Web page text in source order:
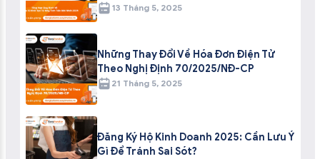
13 Tháng 5, 2025
Những Thay Đổi Về Hóa Đơn Điện Tử
Theo Nghị Định 70/2025/NĐ-CP
21 Tháng 5, 2025
Đăng Ký Hộ Kinh Doanh 2025: Cần Lưu Ý
Gì Để Tránh Sai Sót?